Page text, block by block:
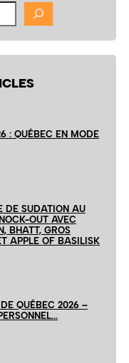
: QUÉBEC EN MODE
DE SUDATION AU
OUT AVEC
BHATT, GROS
APPLE OF BASILISK
DE QUÉBEC 2026 –